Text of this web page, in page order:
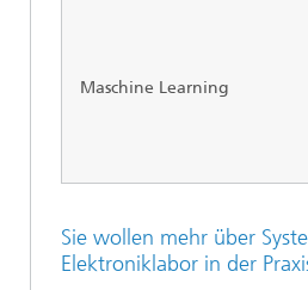
Maschine Learning
Sie wollen mehr über
Elektroniklabor in der